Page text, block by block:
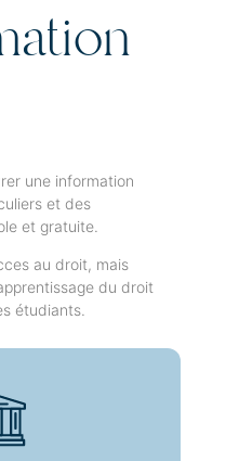
une information
et des
et gratuite.
au droit, mais
du droit
étudiants.